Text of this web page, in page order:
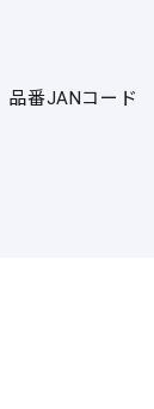
品番JANコード